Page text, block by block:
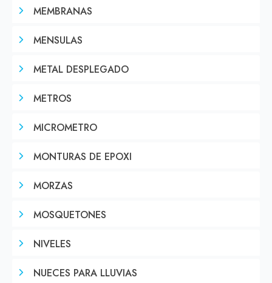
MEMBRANAS
MENSULAS
METAL DESPLEGADO
METROS
MICROMETRO
MONTURAS DE EPOXI
MORZAS
MOSQUETONES
NIVELES
NUECES PARA LLUVIAS